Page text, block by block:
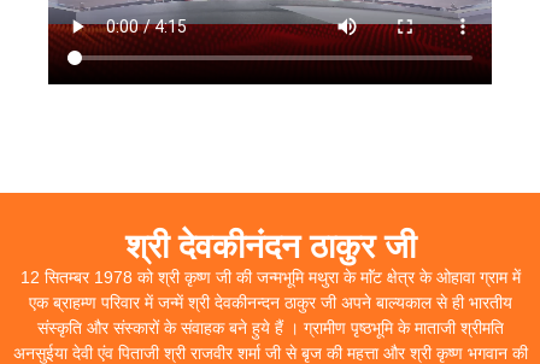
श्री देवकीनंदन ठाकुर जी
12 सितम्बर 1978 को श्री कृष्ण जी की जन्मभूमि मथुरा के माॅंट क्षेत्र के ओहावा ग्राम में
एक ब्राहम्ण परिवार में जन्में श्री देवकीनन्दन ठाकुर जी अपने बाल्यकाल से ही भारतीय
संस्कृति और संस्कारों के संवाहक बने हुये हैं । ग्रामीण पृष्ठभूमि के माताजी श्रीमति
अनसुईया देवी एंव पिताजी श्री राजवीर शर्मा जी से बृज की महत्ता और श्री कृष्ण भगवान की